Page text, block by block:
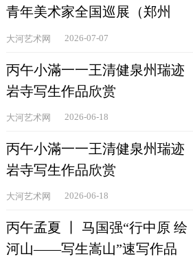
青年美术家全国巡展（郑州
站）在河南省文联美术
大河艺术网 2026-07-07
丙午小滿一一王清健泉州瑞迹
岩寺写生作品欣赏
大河艺术网 2026-06-18
丙午小滿一一王清健泉州瑞迹
岩寺写生作品欣赏
大河艺术网 2026-06-18
丙午孟夏 丨 马国强“行中原 绘
河山——写生嵩山”速写作品